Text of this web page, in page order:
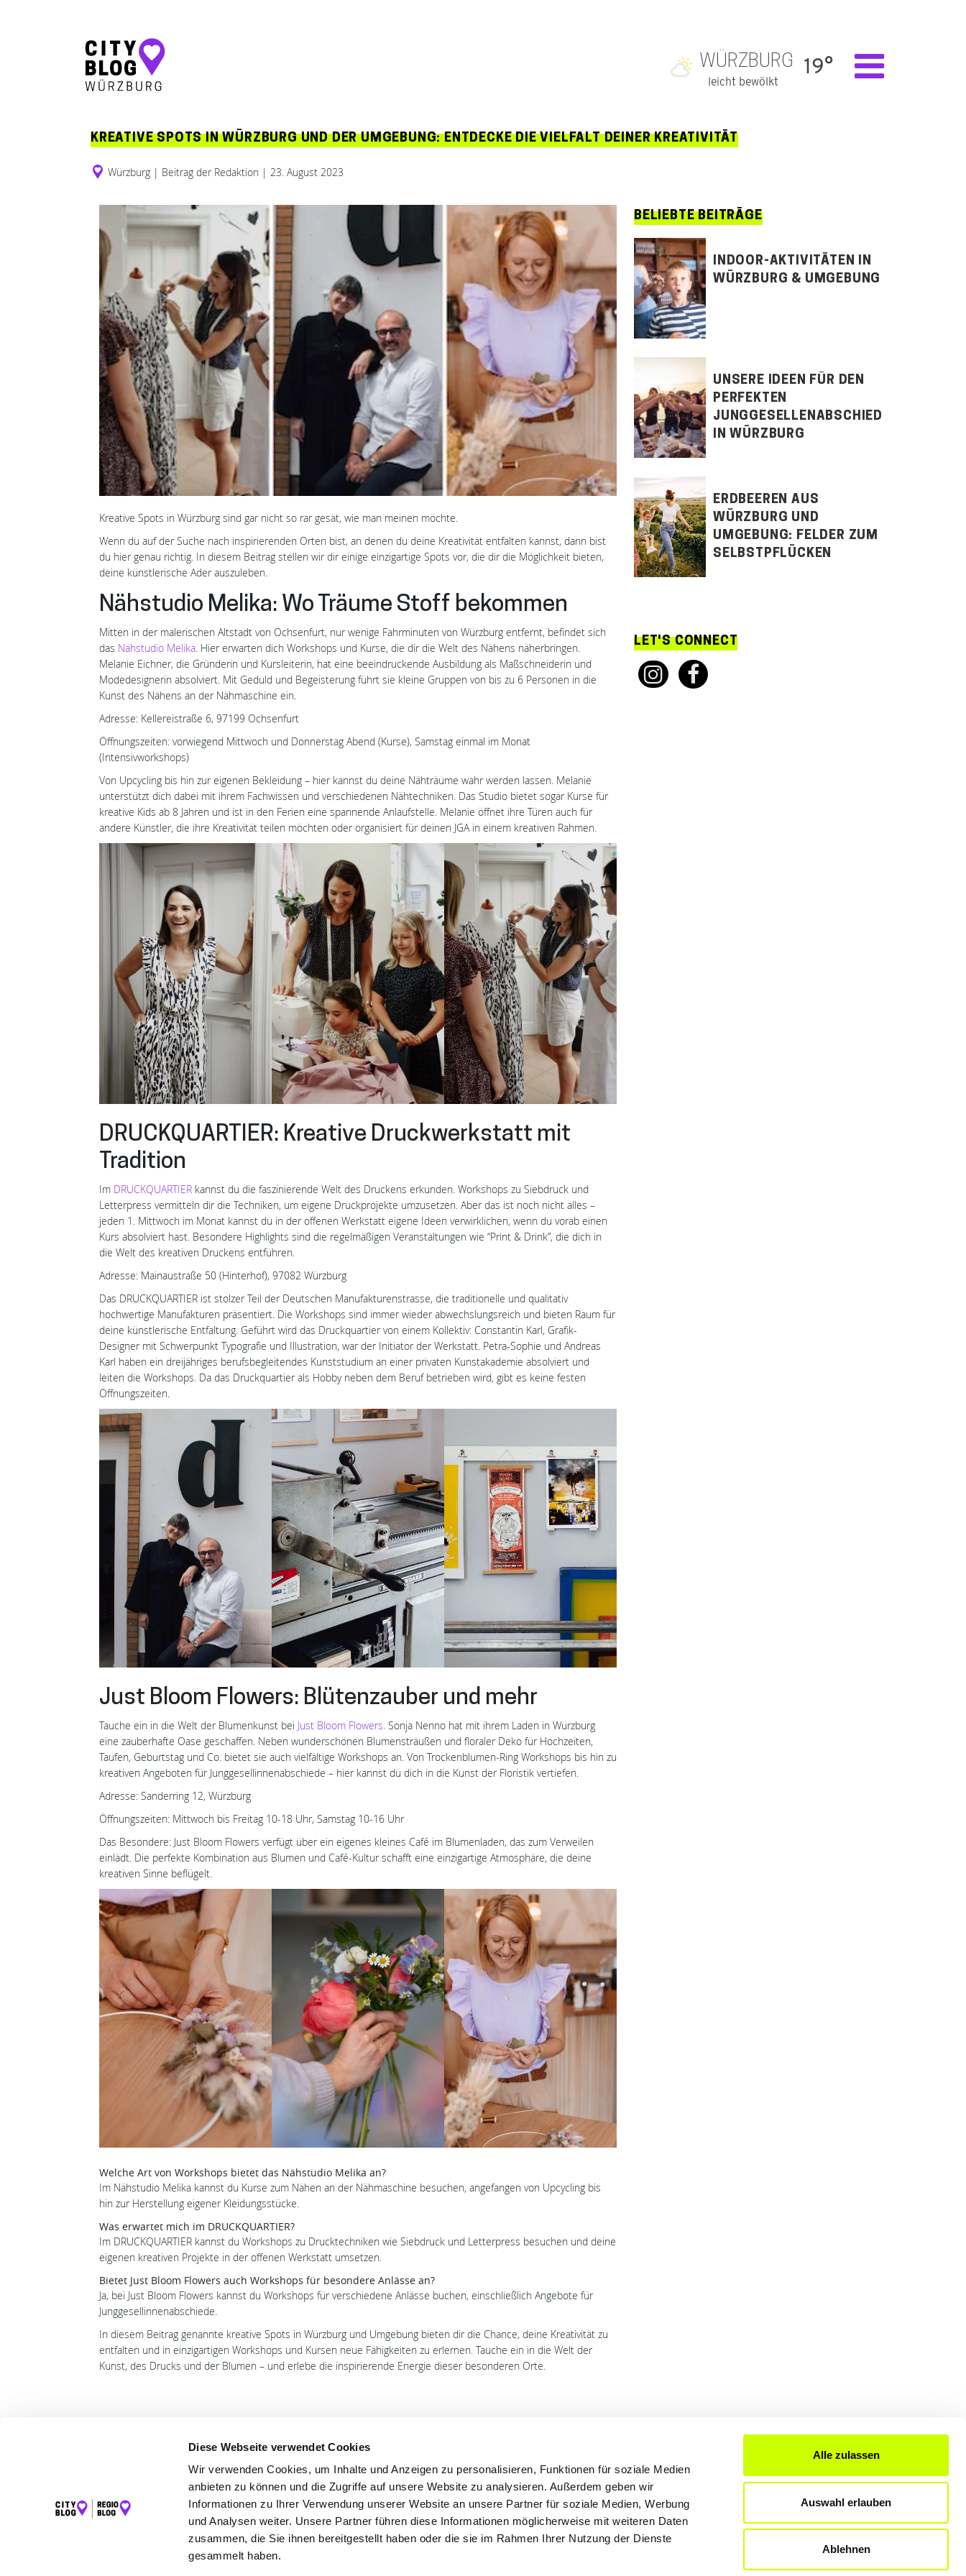
Diese Webseite verwendet Cookies
Wir verwenden Cookies, um Inhalte und Anzeigen zu personalisieren, Funktionen für soziale Medien
anbieten zu können und die Zugriffe auf unsere Website zu analysieren. Außerdem geben wir
Informationen zu Ihrer Verwendung unserer Website an unsere Partner für soziale Medien, Werbung
und Analysen weiter. Unsere Partner führen diese Informationen möglicherweise mit weiteren Daten
zusammen, die Sie ihnen bereitgestellt haben oder die sie im Rahmen Ihrer Nutzung der Dienste
gesammelt haben.
Alle zulassen
Auswahl erlauben
Ablehnen
Hauptnavigation
WÜRZBURG
leicht bewölkt
19°
KREATIVE SPOTS IN WÜRZBURG UND DER UMGEBUNG: ENTDECKE DIE VIELFALT DEINER KREATIVITÄT
Würzburg | Beitrag der Redaktion | 23. August 2023
Kreative Spots in Würzburg sind gar nicht so rar gesät, wie man meinen möchte.
Wenn du auf der Suche nach inspirierenden Orten bist, an denen du deine Kreativität entfalten kannst, dann bist
du hier genau richtig. In diesem Beitrag stellen wir dir einige einzigartige Spots vor, die dir die Möglichkeit bieten,
deine künstlerische Ader auszuleben.
Nähstudio Melika: Wo Träume Stoff bekommen
Mitten in der malerischen Altstadt von Ochsenfurt, nur wenige Fahrminuten von Würzburg entfernt, befindet sich
das Nähstudio Melika. Hier erwarten dich Workshops und Kurse, die dir die Welt des Nähens näherbringen.
Melanie Eichner, die Gründerin und Kursleiterin, hat eine beeindruckende Ausbildung als Maßschneiderin und
Modedesignerin absolviert. Mit Geduld und Begeisterung führt sie kleine Gruppen von bis zu 6 Personen in die
Kunst des Nähens an der Nähmaschine ein.
Adresse: Kellereistraße 6, 97199 Ochsenfurt
Öffnungszeiten: vorwiegend Mittwoch und Donnerstag Abend (Kurse), Samstag einmal im Monat
(Intensivworkshops)
Von Upcycling bis hin zur eigenen Bekleidung – hier kannst du deine Nähträume wahr werden lassen. Melanie
unterstützt dich dabei mit ihrem Fachwissen und verschiedenen Nähtechniken. Das Studio bietet sogar Kurse für
kreative Kids ab 8 Jahren und ist in den Ferien eine spannende Anlaufstelle. Melanie öffnet ihre Türen auch für
andere Künstler, die ihre Kreativität teilen möchten oder organisiert für deinen JGA in einem kreativen Rahmen.
DRUCKQUARTIER: Kreative Druckwerkstatt mit
Tradition
Im DRUCKQUARTIER kannst du die faszinierende Welt des Druckens erkunden. Workshops zu Siebdruck und
Letterpress vermitteln dir die Techniken, um eigene Druckprojekte umzusetzen. Aber das ist noch nicht alles –
jeden 1. Mittwoch im Monat kannst du in der offenen Werkstatt eigene Ideen verwirklichen, wenn du vorab einen
Kurs absolviert hast. Besondere Highlights sind die regelmäßigen Veranstaltungen wie “Print & Drink”, die dich in
die Welt des kreativen Druckens entführen.
Adresse: Mainaustraße 50 (Hinterhof), 97082 Würzburg
Das DRUCKQUARTIER ist stolzer Teil der Deutschen Manufakturenstrasse, die traditionelle und qualitativ
hochwertige Manufakturen präsentiert. Die Workshops sind immer wieder abwechslungsreich und bieten Raum für
deine künstlerische Entfaltung. Geführt wird das Druckquartier von einem Kollektiv: Constantin Karl, Grafik-
Designer mit Schwerpunkt Typografie und Illustration, war der Initiator der Werkstatt. Petra-Sophie und Andreas
Karl haben ein dreijähriges berufsbegleitendes Kunststudium an einer privaten Kunstakademie absolviert und
leiten die Workshops. Da das Druckquartier als Hobby neben dem Beruf betrieben wird, gibt es keine festen
Öffnungszeiten.
Just Bloom Flowers: Blütenzauber und mehr
Tauche ein in die Welt der Blumenkunst bei Just Bloom Flowers . Sonja Nenno hat mit ihrem Laden in Würzburg
eine zauberhafte Oase geschaffen. Neben wunderschönen Blumensträußen und floraler Deko für Hochzeiten,
Taufen, Geburtstag und Co. bietet sie auch vielfältige Workshops an. Von Trockenblumen-Ring Workshops bis hin zu
kreativen Angeboten für Junggesellinnenabschiede – hier kannst du dich in die Kunst der Floristik vertiefen.
Adresse: Sanderring 12, Würzburg
Öffnungszeiten: Mittwoch bis Freitag 10-18 Uhr, Samstag 10-16 Uhr
Das Besondere: Just Bloom Flowers verfügt über ein eigenes kleines Café im Blumenladen, das zum Verweilen
einlädt. Die perfekte Kombination aus Blumen und Café-Kultur schafft eine einzigartige Atmosphäre, die deine
kreativen Sinne beflügelt.
Welche Art von Workshops bietet das Nähstudio Melika an?
Im Nähstudio Melika kannst du Kurse zum Nähen an der Nähmaschine besuchen, angefangen von Upcycling bis
hin zur Herstellung eigener Kleidungsstücke.
Was erwartet mich im DRUCKQUARTIER?
Im DRUCKQUARTIER kannst du Workshops zu Drucktechniken wie Siebdruck und Letterpress besuchen und deine
eigenen kreativen Projekte in der offenen Werkstatt umsetzen.
Bietet Just Bloom Flowers auch Workshops für besondere Anlässe an?
Ja, bei Just Bloom Flowers kannst du Workshops für verschiedene Anlässe buchen, einschließlich Angebote für
Junggesellinnenabschiede.
In diesem Beitrag genannte kreative Spots in Würzburg und Umgebung bieten dir die Chance, deine Kreativität zu
entfalten und in einzigartigen Workshops und Kursen neue Fähigkeiten zu erlernen. Tauche ein in die Welt der
Kunst, des Drucks und der Blumen – und erlebe die inspirierende Energie dieser besonderen Orte.
BELIEBTE BEITRÄGE
INDOOR-AKTIVITÄTEN IN
WÜRZBURG & UMGEBUNG
UNSERE IDEEN FÜR DEN
PERFEKTEN
JUNGGESELLENABSCHIED
IN WÜRZBURG
ERDBEEREN AUS
WÜRZBURG UND
UMGEBUNG: FELDER ZUM
SELBSTPFLÜCKEN
LET'S CONNECT
LET'S CONNECT
Kontakt
Instagram
Facebook
SERVICE
WhatsApp
0800 0057425
FÜR UNTERNEHMER
Produkte & Lösungen
Werben auf dem Blog